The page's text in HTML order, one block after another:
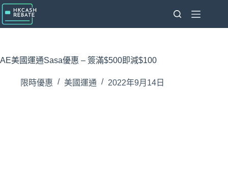
跳
至
主
內
AE美國運通Sasa優惠 – 簽滿$500即減$100
限時優惠 美國運通 2022年9月14日